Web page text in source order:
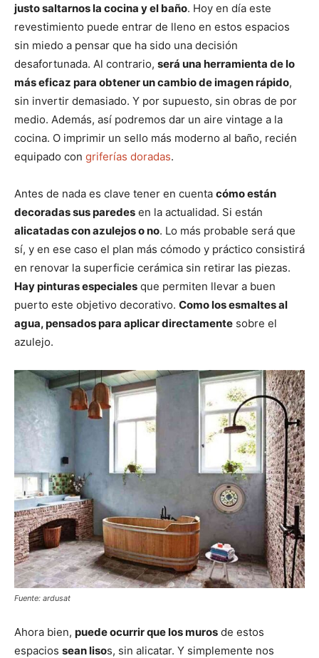
justo saltarnos la cocina y el baño. Hoy en día este
revestimiento puede entrar de lleno en estos espacios
sin miedo a pensar que ha sido una decisión
desafortunada. Al contrario, será una herramienta de lo
más eficaz para obtener un cambio de imagen rápido,
sin invertir demasiado. Y por supuesto, sin obras de por
medio. Además, así podremos dar un aire vintage a la
cocina. O imprimir un sello más moderno al baño, recién
equipado con griferías doradas.
Antes de nada es clave tener en cuenta cómo están
decoradas sus paredes en la actualidad. Si están
alicatadas con azulejos o no. Lo más probable será que
sí, y en ese caso el plan más cómodo y práctico consistirá
en renovar la superficie cerámica sin retirar las piezas.
Hay pinturas especiales que permiten llevar a buen
puerto este objetivo decorativo. Como los esmaltes al
agua, pensados para aplicar directamente sobre el
azulejo.
Fuente: ardusat
Ahora bien, puede ocurrir que los muros de estos
espacios sean lisos, sin alicatar. Y simplemente nos